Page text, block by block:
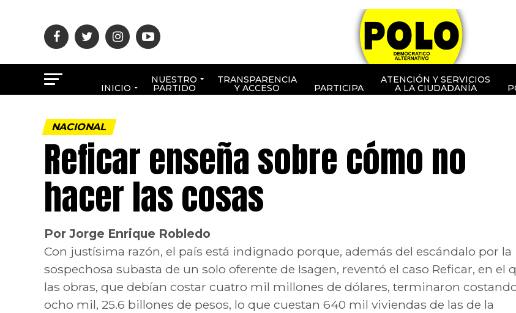
INICIO
NUESTRO
PARTIDO
TRANSPARENCIA
Y ACCESO PARTICIPA
ATENCIÓN Y SERVICIOS
A LA CIUDADANÍA
NACIONAL
Reficar enseña sobre cómo no
hacer las cosas
Por Jorge Enrique Robledo
Con justísima razón, el país está indignado porque, además del escándalo por la
sospechosa subasta de un solo oferente de Isagen, reventó el caso Reficar, en el
las obras, que debían costar cuatro mil millones de dólares, terminaron
ocho mil, 25.6 billones de pesos, lo que cuestan 640 mil viviendas de las de la